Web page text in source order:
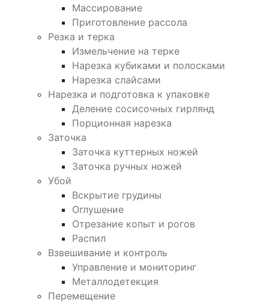
Массирование
Приготовление рассола
Резка и терка
Измельчение на терке
Нарезка кубиками и полосками
Нарезка слайсами
Нарезка и подготовка к упаковке
Деление сосисочных гирлянд
Порционная нарезка
Заточка
Заточка куттерных ножей
Заточка ручных ножей
Убой
Вскрытие грудины
Оглушение
Отрезание копыт и рогов
Распил
Взвешивание и контроль
Управление и мониторинг
Металлодетекция
Перемещение